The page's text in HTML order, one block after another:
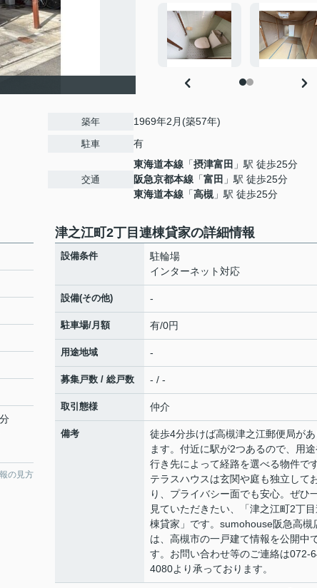
築年 1969年2月(築57年)
駐車 有
交通
東海道本線 「摂津富田 」駅 徒歩25分
阪急京都本線 「富田 」駅 徒歩25分
東海道本線 「高槻 」駅 徒歩25分
の見方
津之江町2丁目連棟貸家の詳細情報
設備条件
駐輪場
インターネット対応
設備(その他) -
駐車場/月額 有/0円
用途地域 -
募集戸数 / 総戸数 - / -
取引態様 仲介
備考
徒歩4分歩けば高槻津之江郵便局があ
ます。付近に駅が2つあるので、用
行き先によって経路を選べる物件です
テラスハウスは玄関や庭も独立して
り、プライバシー面でも安心。ぜひ
見ていただきたい、「津之江町2丁目
棟貸家」です。sumohouse阪急高槻
は、高槻市の一戸建て情報を公開中
す。お問い合わせ等のご連絡は072-
4080より承っております。